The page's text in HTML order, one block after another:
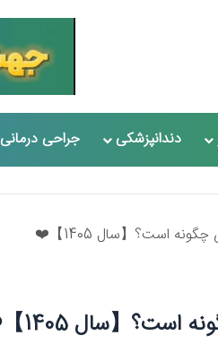
دندانپزشکی جراحی درمانی
است؟【سال 1405】❤️
【سال 1405】❤️